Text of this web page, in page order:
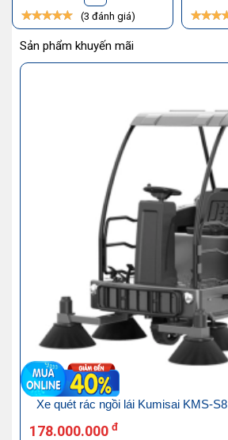
(3 đánh giá)
Sản phẩm khuyến mãi
Xe quét rác ngồi lái Kumisai KMS-S8
178.000.000 đ